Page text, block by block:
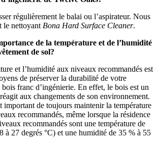
régulièrement le balai ou l’aspirateur. Nous
le nettoyant Bona Hard Surface Cleaner.
de la température et de l’humidité
de sol?
et l’humidité aux niveaux recommandés est
de préserver la durabilité de votre
franc d’ingénierie. En effet, le bois est un
aux changements de son environnement.
important de toujours maintenir la température
recommandés, même lorsque la résidence
recommandés sont une température de
à 27 degrés °C) et une humidité de 35 % à 55